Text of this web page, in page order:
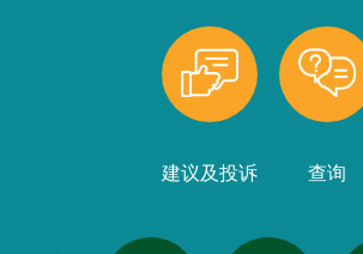
建议及投诉 查询